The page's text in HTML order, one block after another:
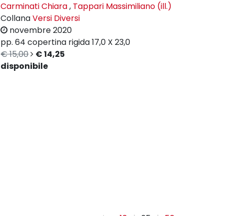
Carminati Chiara, Tappari Massimiliano (ill.)
CollanaVersi Diversi
novembre 2020
pp. 64 copertina rigida17,0 X 23,0
€ 15,00
€ 14,25
disponibile